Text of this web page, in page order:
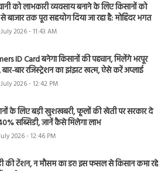
को लाभकारी व्यवसाय बनाने के लिए किसानों को
बाजार तक पूरा सहयोग दिया जा रहा है: मोहिंदर भगत
2026 - 11:43 AM
ID Card बनेगा किसानों की पहचान, मिलेंगे भरपूर
बार रजिस्ट्रेशन का झंझट खत्म, ऐसे करें अप्लाई
July 2026 - 12:42 PM
के लिए बड़ी खुशखबरी, फूलों की खेती पर सरकार दे
सब्सिडी, जानें कैसे मिलेगा लाभ
2026 - 12:46 PM
की टेंशन, न मौसम का डर! इस फसल से किसान कमा रहे